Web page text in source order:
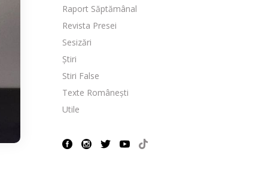
Raport Săptămânal
Revista Presei
Sesizări
Știri
Stiri False
Texte Românești
Utile